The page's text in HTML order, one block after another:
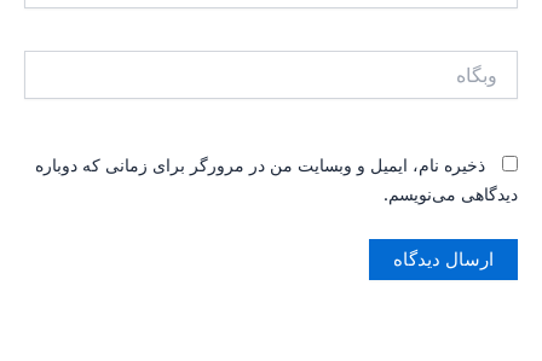
ذخیره نام، ایمیل و وبسایت من در مرورگر برای زمانی که دوباره
دیدگاهی می‌نویسم.